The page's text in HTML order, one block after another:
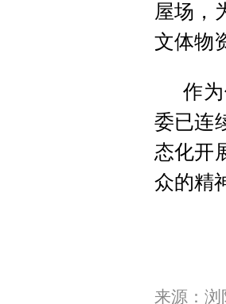
屋场，
文体物
作
委已连
态化开
众的精
来源：浏